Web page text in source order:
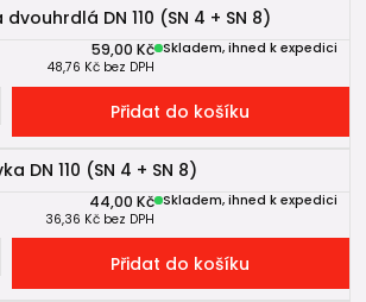
DN 110 (SN 4 + SN 8)
59,00 Kč
48,76 Kč bez DPH
Skladem, ihned k expedici
Přidat do košíku
DN 110 (SN 4 + SN 8)
44,00 Kč
36,36 Kč bez DPH
Skladem, ihned k expedici
Přidat do košíku